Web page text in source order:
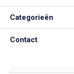
Categorieën
Contact